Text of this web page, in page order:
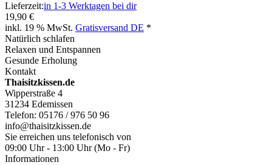
Lieferzeit:in 1-3 Werktagen bei dir
19,90 €
inkl. 19 % MwSt. Gratisversand DE *
Natürlich schlafen
Relaxen und Entspannen
Gesunde Erholung
Kontakt
Thaisitzkissen.de
Wipperstraße 4
31234 Edemissen
Telefon: 05176 / 976 50 96
info@thaisitzkissen.de
Sie erreichen uns telefonisch von
09:00 Uhr - 13:00 Uhr (Mo - Fr)
Informationen